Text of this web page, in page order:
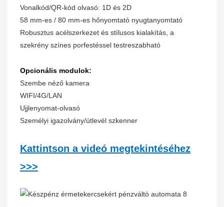
Vonalkód/QR-kód olvasó: 1D és 2D
58 mm-es / 80 mm-es hőnyomtató nyugtanyomtató
Robusztus acélszerkezet és stílusos kialakítás, a
szekrény színes porfestéssel testreszabható
Opcionális modulok:
Szembe néző kamera
WIFI/4G/LAN
Ujjlenyomat-olvasó
Személyi igazolvány/útlevél szkenner
Kattintson a videó megtekintéséhez
>>>